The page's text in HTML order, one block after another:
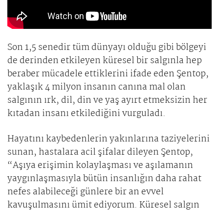
Son 1,5 senedir tüm dünyayı olduğu gibi bölgeyi
de derinden etkileyen küresel bir salgınla hep
beraber mücadele ettiklerini ifade eden Şentop,
yaklaşık 4 milyon insanın canına mal olan
salgının ırk, dil, din ve yaş ayırt etmeksizin her
kıtadan insanı etkilediğini vurguladı.
Hayatını kaybedenlerin yakınlarına taziyelerini
sunan, hastalara acil şifalar dileyen Şentop,
“Aşıya erişimin kolaylaşması ve aşılamanın
yaygınlaşmasıyla bütün insanlığın daha rahat
nefes alabileceği günlere bir an evvel
kavuşulmasını ümit ediyorum. Küresel salgın